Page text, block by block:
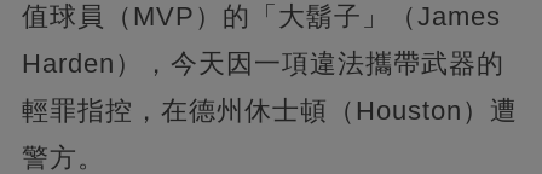
值球員（MVP）的「大鬍子」（James
Harden），今天因一項違法攜帶武器的
輕罪指控，在德州休士頓（Houston）遭
警方。